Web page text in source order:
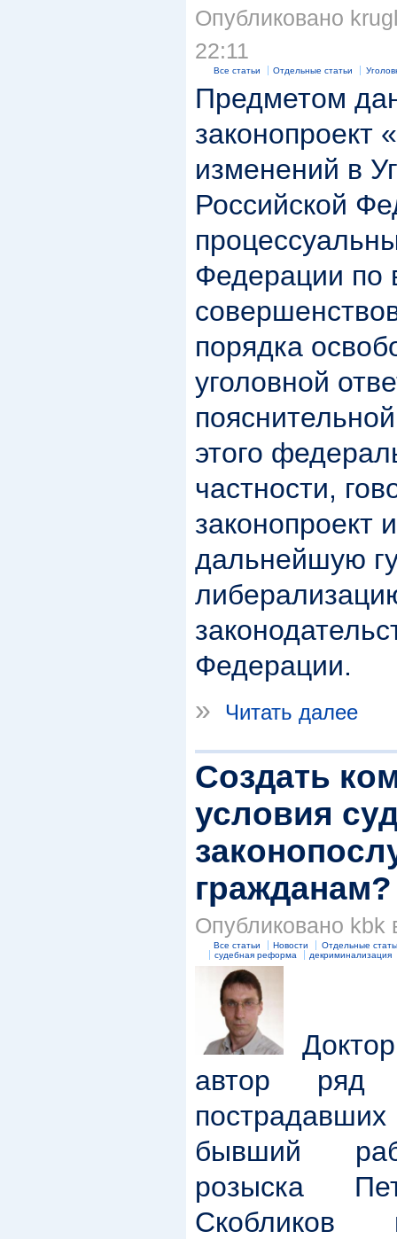
Опубликовано
22:11
Все статьи Отдельные статьи
Предметом
законопроект
изменений в
Российской
Федерации по
порядка
уголовной
этого
частности,
законопроект
дальнейшую
Федерации.
»
Читать далее
Создать
условия
гражданам?
Опубликовано kbk
Все статьи Новости
Отдельные
судебная реформа
декриминализация
автор
бывший
розыска
Скобликов